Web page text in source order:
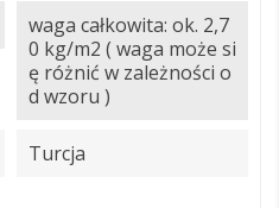
waga całkowita: ok. 2,7
0 kg/m2 ( waga może si
ę różnić w zależności o
d wzoru )
Turcja